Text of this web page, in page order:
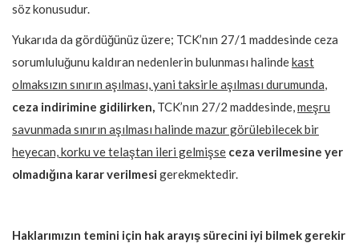
söz konusudur.
Yukarıda da gördüğünüz üzere; TCK’nın 27/1 maddesinde ceza
sorumluluğunu kaldıran nedenlerin bulunması halindekast
olmaksızın sınırın aşılması, yani taksirle aşılması durumunda
ceza indirimine gidilirken, TCK’nın 27/2 maddesinde, meşru
savunmada sınırın aşılması halinde mazur görülebilecek bir
heyecan, korku ve telaştan ileri gelmişse ceza verilmesine yer
olmadığına karar verilmesi gerekmektedir.
Haklarımızın temini için hak arayış sürecini iyi bilmek gerekir